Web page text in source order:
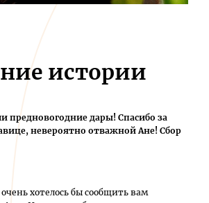
истории
предновогодние дары! Спасибо за
невероятно отважной Ане! Сбор
хотелось бы сообщить вам